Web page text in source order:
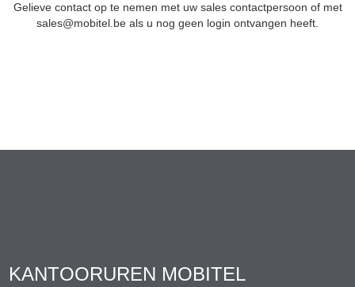
Gelieve contact op te nemen met uw sales contactpersoon of met
sales@mobitel.be als u nog geen login ontvangen heeft.
KANTOORUREN MOBITEL